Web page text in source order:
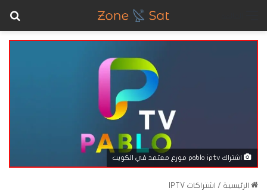
اشتراك pablo iptv موزع معتمد في الكويت
الرئيسية / اشتراكات IPTV